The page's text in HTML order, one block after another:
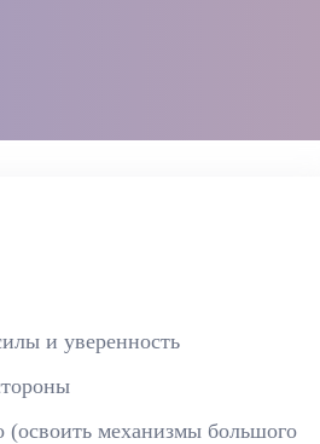
и уверенность
(освоить механизмы большого